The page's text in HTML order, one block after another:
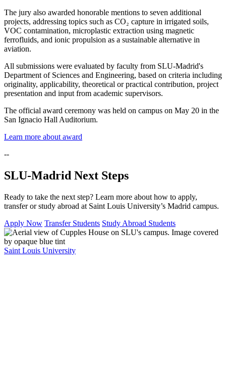
The jury also awarded honorable mentions to seven additional
projects, addressing topics such as CO₂ capture in irrigated soils,
VOC contamination, microplastic extraction using magnetic
ferrofluids, and ionic propulsion as a sustainable alternative in
aviation.
All submissions were evaluated by faculty from SLU-Madrid's
Department of Sciences and Engineering, based on criteria including
originality, applicability, theoretical or practical contribution, project
presentation and input from academic supervisors.
The official award ceremony was held on campus on May 20 in the
San Ignacio Hall Auditorium.
Learn more about award
--
SLU-Madrid Next Steps
Ready to take the next step? Learn more about how to apply,
transfer or study abroad at Saint Louis University’s Madrid campus.
Apply Now Transfer Students Study Abroad Students
Saint Louis University